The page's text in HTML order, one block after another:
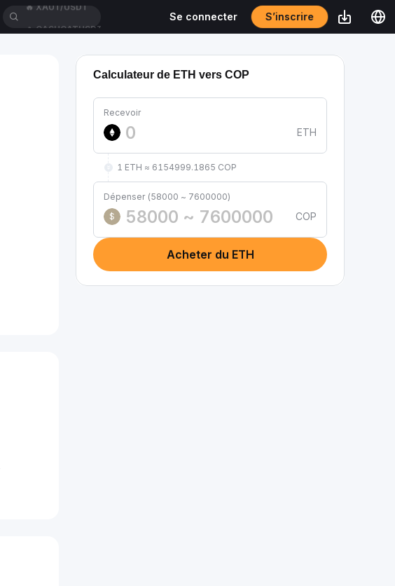
Se connecter S’inscrire
Calculateur de ETH vers COP
Recevoir
ETH
1 ETH ≈ 6154999.1865 COP
Dépenser (58000 ~ 7600000)
$
COP
Acheter du ETH